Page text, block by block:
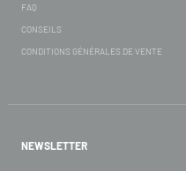
FAQ
CONSEILS
CONDITIONS GÉNÉRALES DE VENTE
NEWSLETTER